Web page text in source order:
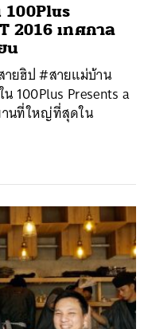
2016 เทศกาล
น
ยฮิป #สายแม่บ้าน
100Plus Presents a
านที่ใหญ่ที่สุดใน